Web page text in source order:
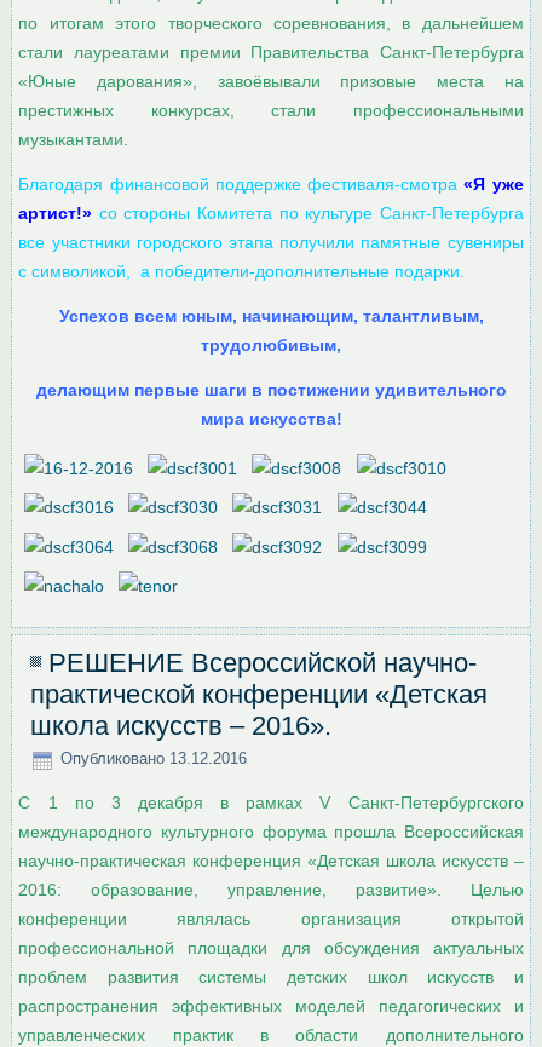
по итогам этого творческого соревнования, в дальнейшем
стали лауреатами премии Правительства Санкт-Петербурга
«Юные дарования», завоёвывали призовые места на
престижных конкурсах, стали профессиональными
музыкантами.
Благодаря финансовой поддержке фестиваля-смотра «Я уже
артист!» со стороны Комитета по культуре Санкт-Петербурга
все участники городского этапа получили памятные сувениры
с символикой, а победители-дополнительные подарки.
Успехов всем юным, начинающим, талантливым,
трудолюбивым,
делающим первые шаги в постижении удивительного
мира искусства!
РЕШЕНИЕ Всероссийской научно-
практической конференции «Детская
школа искусств – 2016».
Опубликовано 13.12.2016
С 1 по 3 декабря в рамках V Санкт-Петербургского
международного культурного форума прошла Всероссийская
научно-практическая конференция «Детская школа искусств –
2016: образование, управление, развитие». Целью
конференции являлась организация открытой
профессиональной площадки для обсуждения актуальных
проблем развития системы детских школ искусств и
распространения эффективных моделей педагогических и
управленческих практик в области дополнительного